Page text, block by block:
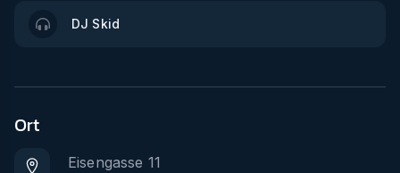
DJ Skid
Ort
Eisengasse 11